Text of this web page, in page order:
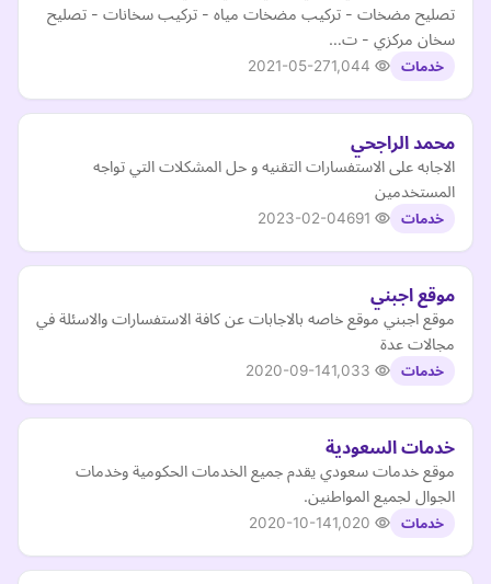
تصليح مضخات - تركيب مضخات مياه - تركيب سخانات - تصليح
سخان مركزي - ت…
خدمات 2021-05-27
محمد الراجحي
الاجابه على الاستفسارات التقنيه و حل المشكلات التي تواجه
المستخدمين
خدمات 2023-02-04
موقع اجبني
موقع اجبني موقع خاصه بالاجابات عن كافة الاستفسارات والاسئلة في
مجالات عدة
خدمات 2020-09-14
خدمات السعودية
موقع خدمات سعودي يقدم جميع الخدمات الحكومية وخدمات
الجوال لجميع المواطنين.
خدمات 2020-10-14